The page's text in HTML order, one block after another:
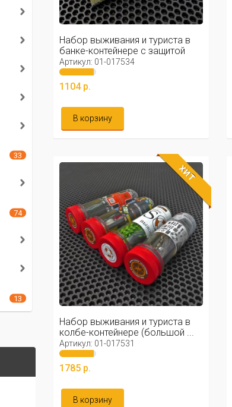
Набор выживания и туриста в
банке-контейнере с защитой
IP68 ...
Артикул: 01-017534
1104 р.
В корзину
ХИТ
Набор выживания и туриста в
колбе-контейнере (большой ...
Артикул: 01-017531
1785 р.
В корзину
33
74
13